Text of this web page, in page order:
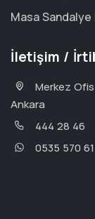
Masa Sandalye
İletişim /
Merkez
Ankara
444 28 46
0535 570